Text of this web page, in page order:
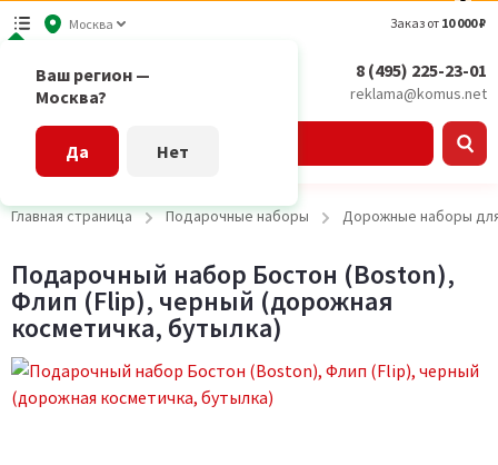
Москва
Ваш регион —
Москва?
Да Нет
Заказ от 10 000 ₽
8 (495) 225-23-01
reklama@komus.net
Главная страница Подарочные наборы Дорожные наборы
Подарочный набор Бостон (Boston),
Флип (Flip), черный (дорожная
косметичка, бутылка)